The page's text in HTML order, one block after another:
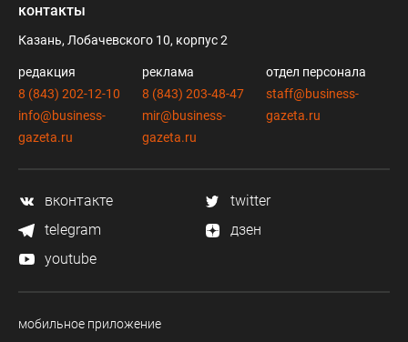
контакты
Казань, Лобачевского 10, корпус 2
редакция
8 (843) 202-12-10
info@business-
gazeta.ru
реклама
8 (843) 203-48-47
mir@business-
gazeta.ru
отдел персонала
staff@business-
gazeta.ru
вконтакте
twitter
telegram
дзен
youtube
мобильное приложение